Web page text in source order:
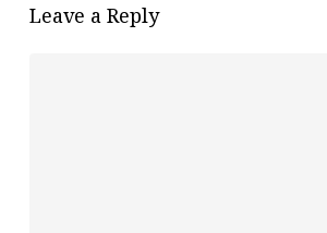
Leave a Reply